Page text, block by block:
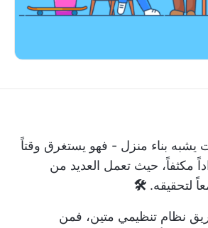
يشبه بناء منزل - فهو يستغرق وقتاً
مكثفاً، حيث تعمل العديد من
لتحقيقه. 🛠️
نظام تنظيمي متين، فمن